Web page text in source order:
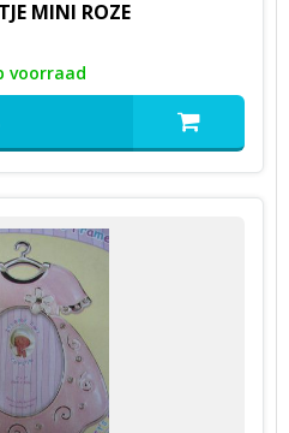
MINI ROZE
voorraad